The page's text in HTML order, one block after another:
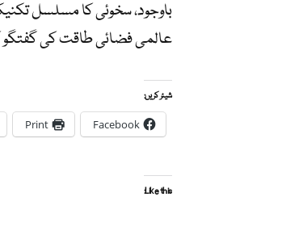
باوجود، سخوئی کا مسلسل
عالمی فضائی طاقت کی گفتگو
شیئر کریں:
Facebook
Print
Like this: